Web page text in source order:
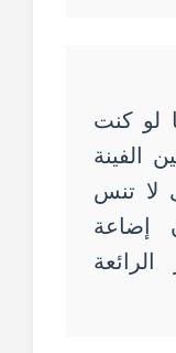
لو كنت
الفينة
لا تنس